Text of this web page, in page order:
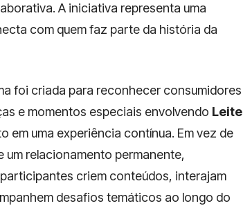
A iniciativa representa uma
com quem faz parte da história da
foi criada para reconhecer consumidores
e momentos especiais envolvendo Leite
uma experiência contínua. Em vez de
relacionamento permanente,
criem conteúdos, interajam
desafios temáticos ao longo do